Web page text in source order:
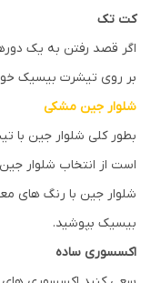
کت تک
اگر قصد رفتن به یک
بر روی تیشرت بیسیک
شلوار جین مشکی
بطور کلی شلوار جین با
است از انتخاب شلوار
شلوار جین با رنگ های
بیسیک بپوشید.
اکسسوری ساده